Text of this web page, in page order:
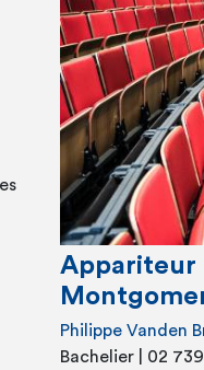
Appariteur
Philippe Vanden
Bachelier | 02